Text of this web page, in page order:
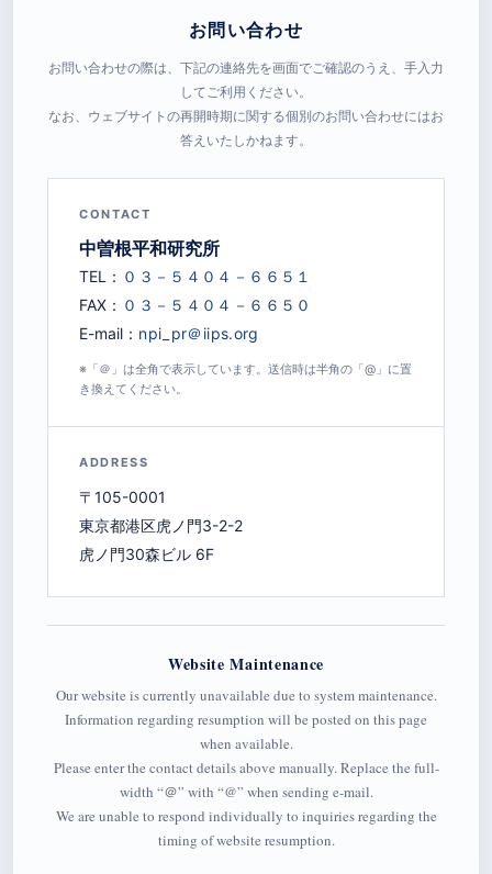
お問い合わせ
お問い合わせの際は、下記の連絡先を画面でご確認のうえ、手入力
してご利用ください。
なお、ウェブサイトの再開時期に関する個別のお問い合わせにはお
答えいたしかねます。
CONTACT
中曽根平和研究所
TEL：
FAX：
E-mail：
※「＠」は全角で表示しています。送信時は半角の「@」に置
き換えてください。
ADDRESS
〒105-0001
東京都港区虎ノ門3-2-2
虎ノ門30森ビル 6F
Website Maintenance
Our website is currently unavailable due to system maintenance.
Information regarding resumption will be posted on this page
when available.
Please enter the contact details above manually. Replace the full-
width “＠” with “@” when sending e-mail.
We are unable to respond individually to inquiries regarding the
timing of website resumption.